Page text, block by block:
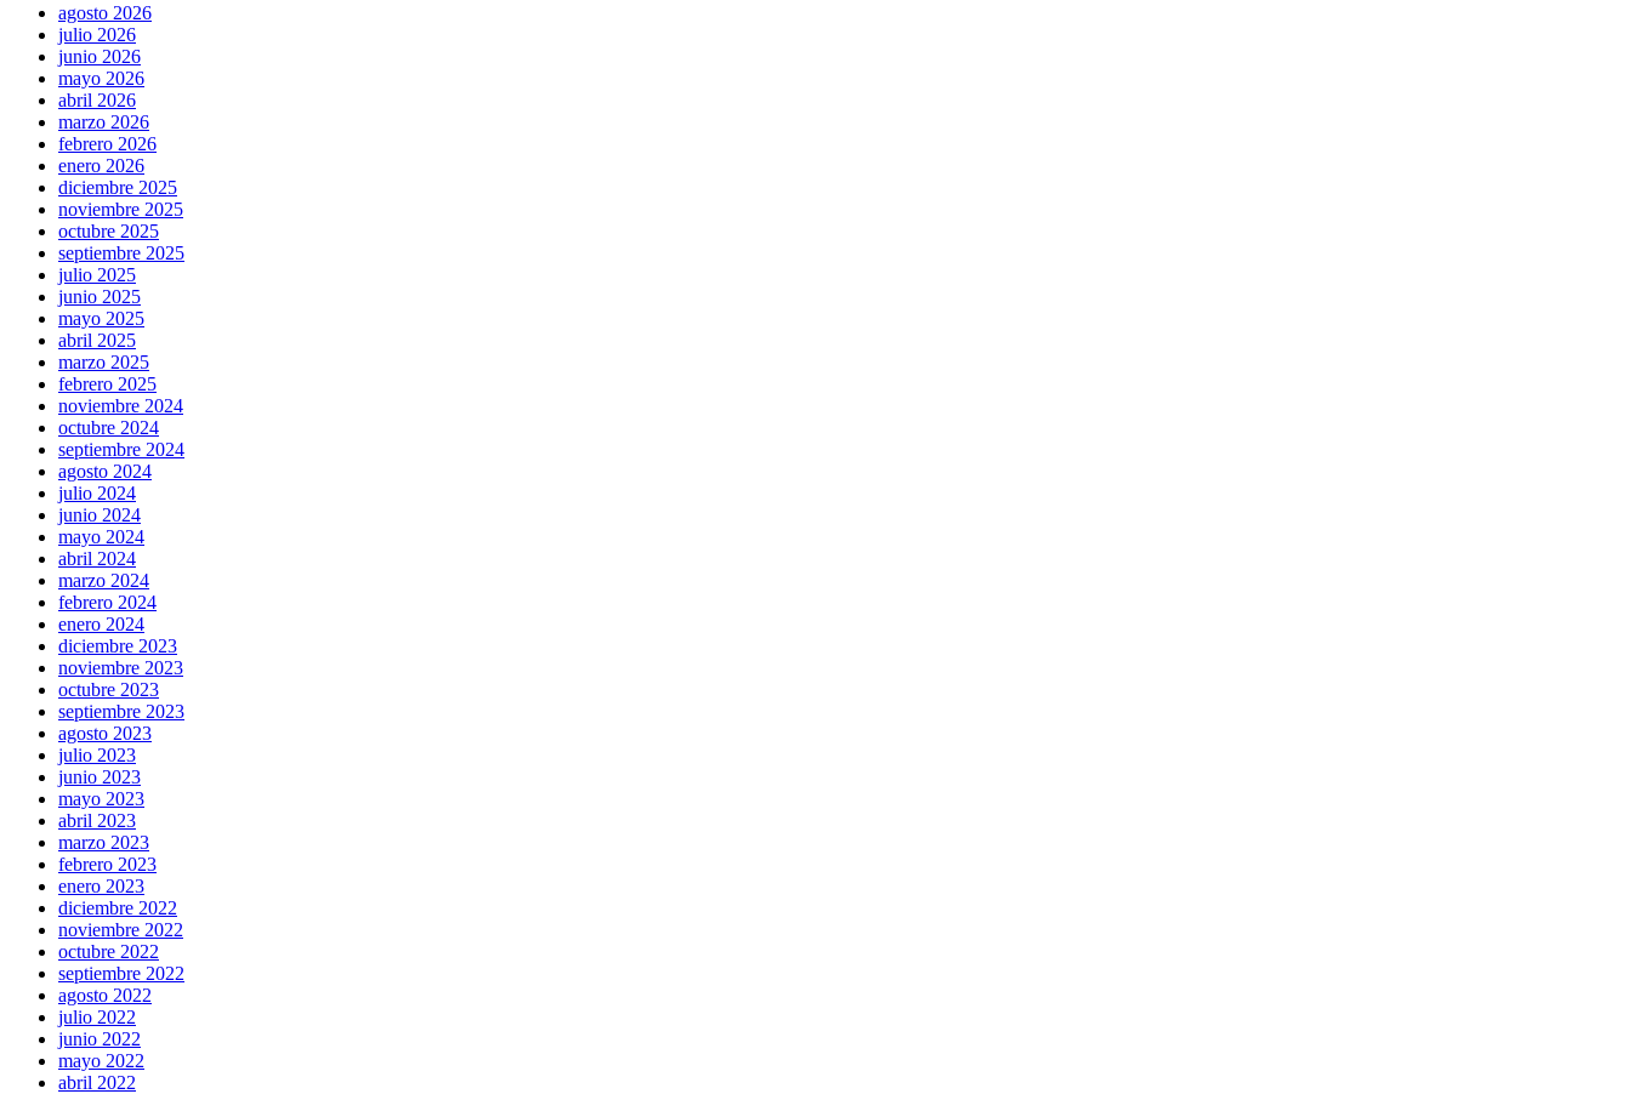
agosto 2026
julio 2026
junio 2026
mayo 2026
abril 2026
marzo 2026
febrero 2026
enero 2026
diciembre 2025
noviembre 2025
octubre 2025
septiembre 2025
julio 2025
junio 2025
mayo 2025
abril 2025
marzo 2025
febrero 2025
noviembre 2024
octubre 2024
septiembre 2024
agosto 2024
julio 2024
junio 2024
mayo 2024
abril 2024
marzo 2024
febrero 2024
enero 2024
diciembre 2023
noviembre 2023
octubre 2023
septiembre 2023
agosto 2023
julio 2023
junio 2023
mayo 2023
abril 2023
marzo 2023
febrero 2023
enero 2023
diciembre 2022
noviembre 2022
octubre 2022
septiembre 2022
agosto 2022
julio 2022
junio 2022
mayo 2022
abril 2022